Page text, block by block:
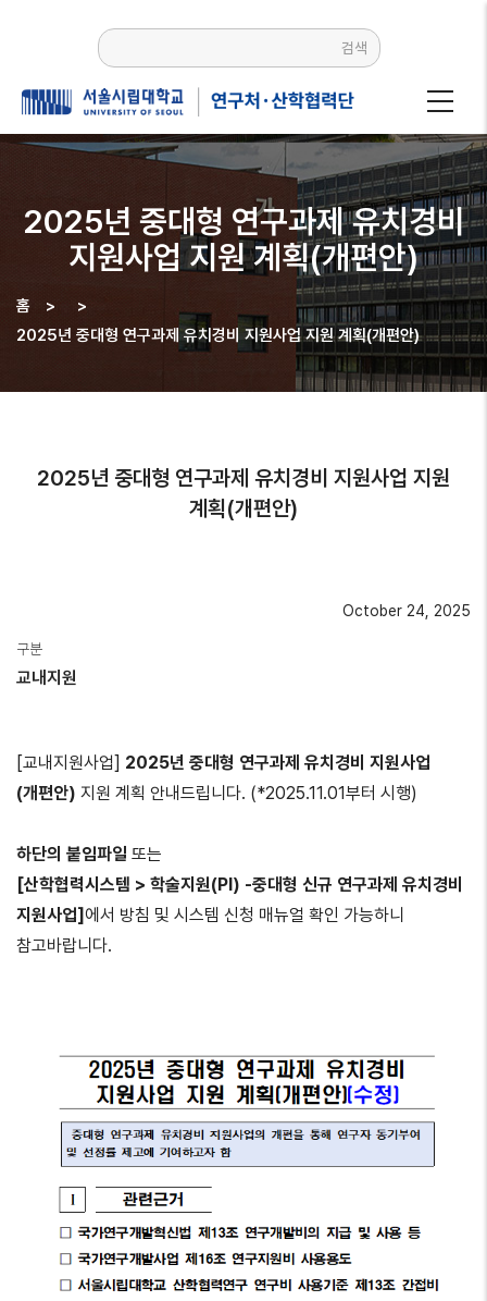
검색
2025년 중대형 연구과제 유치경비
지원사업 지원 계획(개편안)
이동
홈 >
>
2025년 중대형 연구과제 유치경비 지원사업 지원 계획(개편안)
2025년 중대형 연구과제 유치경비 지원사업 지원
계획(개편안)
October 24, 2025
구분
교내지원
[교내지원사업] 2025년 중대형 연구과제 유치경비 지원사업
(개편안) 지원 계획 안내드립니다. (*2025.11.01부터 시행)
하단의 붙임파일 또는
[산학협력시스템 > 학술지원(PI) -중대형 신규 연구과제 유치경비
지원사업]에서 방침 및 시스템 신청 매뉴얼 확인 가능하니
참고바랍니다.